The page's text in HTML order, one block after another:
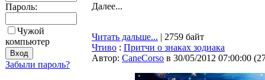
Пароль:
Чужой
компьютер
Забыли пароль?
Далее...
Читать дальше... | 2759 байт
Чтиво : Притчи о знаках зодиака
Автор: CaneCorso в 30/05/2012 07:00:00 (